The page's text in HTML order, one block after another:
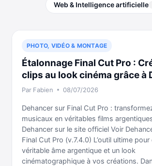
Web & Intelligence artificielle
PHOTO, VIDÉO & MONTAGE
Étalonnage Final Cut Pro :
clips au look cinéma grâce à
Par Fabien 08/07/2026
Dehancer sur Final Cut Pro :
musicaux en véritables films
Dehancer sur le site officiel Voir
Final Cut Pro (v.7.4.0) L’outil ultime
véritable âme argentique et un look
cinématographique à vos créations.